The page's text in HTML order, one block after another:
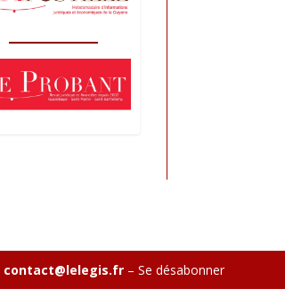
contact@lelegis.fr– Se désabonner